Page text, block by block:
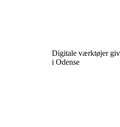
Digitale værktøjer
i Odense